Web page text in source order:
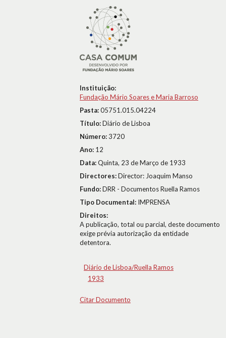
Instituição:
Fundação Mário Soares e Maria Barroso
Pasta:05751.015.04224
Título:Diário de Lisboa
Número:3720
Ano: 12
Data:Quinta, 23 de Março de 1933
Directores:Director: Joaquim Manso
Fundo:DRR - Documentos Ruella Ramos
Tipo Documental: IMPRENSA
Direitos:
A publicação, total ou parcial, deste documento
exige prévia autorização da entidade
detentora.
Diário de Lisboa/Ruella Ramos
1933
Citar Documento